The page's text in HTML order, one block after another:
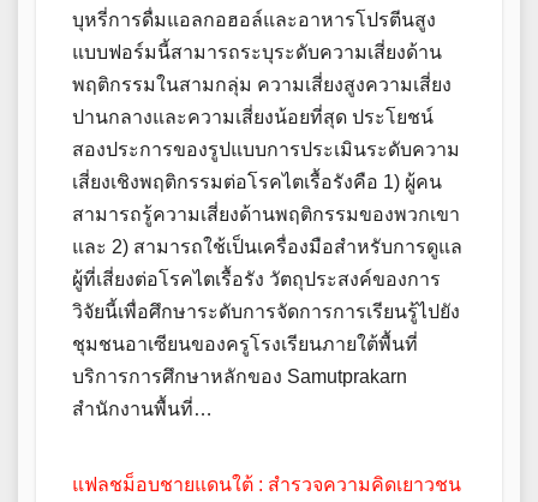
บุหรี่การดื่มแอลกอฮอล์และอาหารโปรตีนสูง
แบบฟอร์มนี้สามารถระบุระดับความเสี่ยงด้าน
พฤติกรรมในสามกลุ่ม ความเสี่ยงสูงความเสี่ยง
ปานกลางและความเสี่ยงน้อยที่สุด ประโยชน์
สองประการของรูปแบบการประเมินระดับความ
เสี่ยงเชิงพฤติกรรมต่อโรคไตเรื้อรังคือ 1) ผู้คน
สามารถรู้ความเสี่ยงด้านพฤติกรรมของพวกเขา
และ 2) สามารถใช้เป็นเครื่องมือสำหรับการดูแล
ผู้ที่เสี่ยงต่อโรคไตเรื้อรัง วัตถุประสงค์ของการ
วิจัยนี้เพื่อศึกษาระดับการจัดการการเรียนรู้ไปยัง
ชุมชนอาเซียนของครูโรงเรียนภายใต้พื้นที่
บริการการศึกษาหลักของ Samutprakarn
สำนักงานพื้นที่…
แฟลชม็อบชายแดนใต้ : สำรวจความคิดเยาวชน